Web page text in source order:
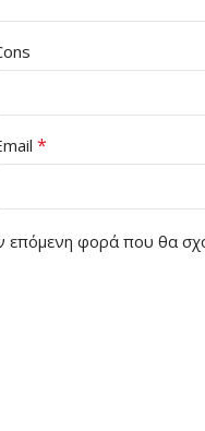
*
επόμενη φορά που θα